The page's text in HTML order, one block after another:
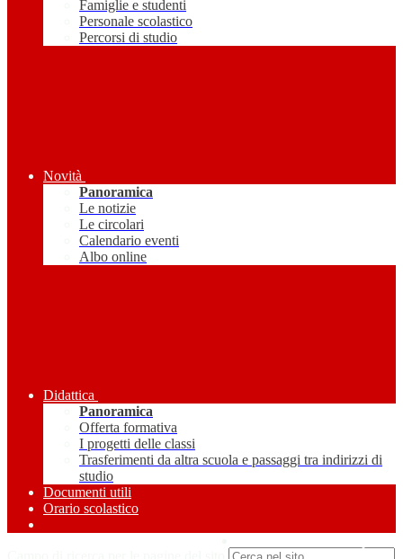
Famiglie e studenti
Personale scolastico
Percorsi di studio
Novità
Panoramica
Le notizie
Le circolari
Calendario eventi
Albo online
Didattica
Panoramica
Offerta formativa
I progetti delle classi
Trasferimenti da altra scuola e passaggi tra indirizzi di
studio
Documenti utili
Orario scolastico